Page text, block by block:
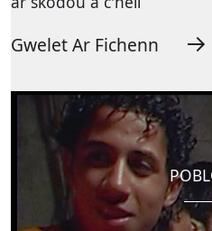
Gwelet Ar Fichenn